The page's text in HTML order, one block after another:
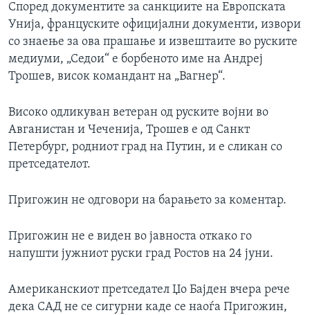
Според документите за санкциите на Европската
Унија, француските официјални документи, извори
со знаење за ова прашање и извештаите во руските
медиуми, „Седои“ е борбеното име на Андреј
Трошев, висок командант на „Вагнер“.
Високо одликуван ветеран од руските војни во
Авганистан и Чеченија, Трошев е од Санкт
Петербург, родниот град на Путин, и е сликан со
претседателот.
Пригожин не одговори на барањето за коментар.
Пригожин не е виден во јавноста откако го
напушти јужниот руски град Ростов на 24 јуни.
Американскиот претседател Џо Бајден вчера рече
дека САД не се сигурни каде се наоѓа Пригожин,